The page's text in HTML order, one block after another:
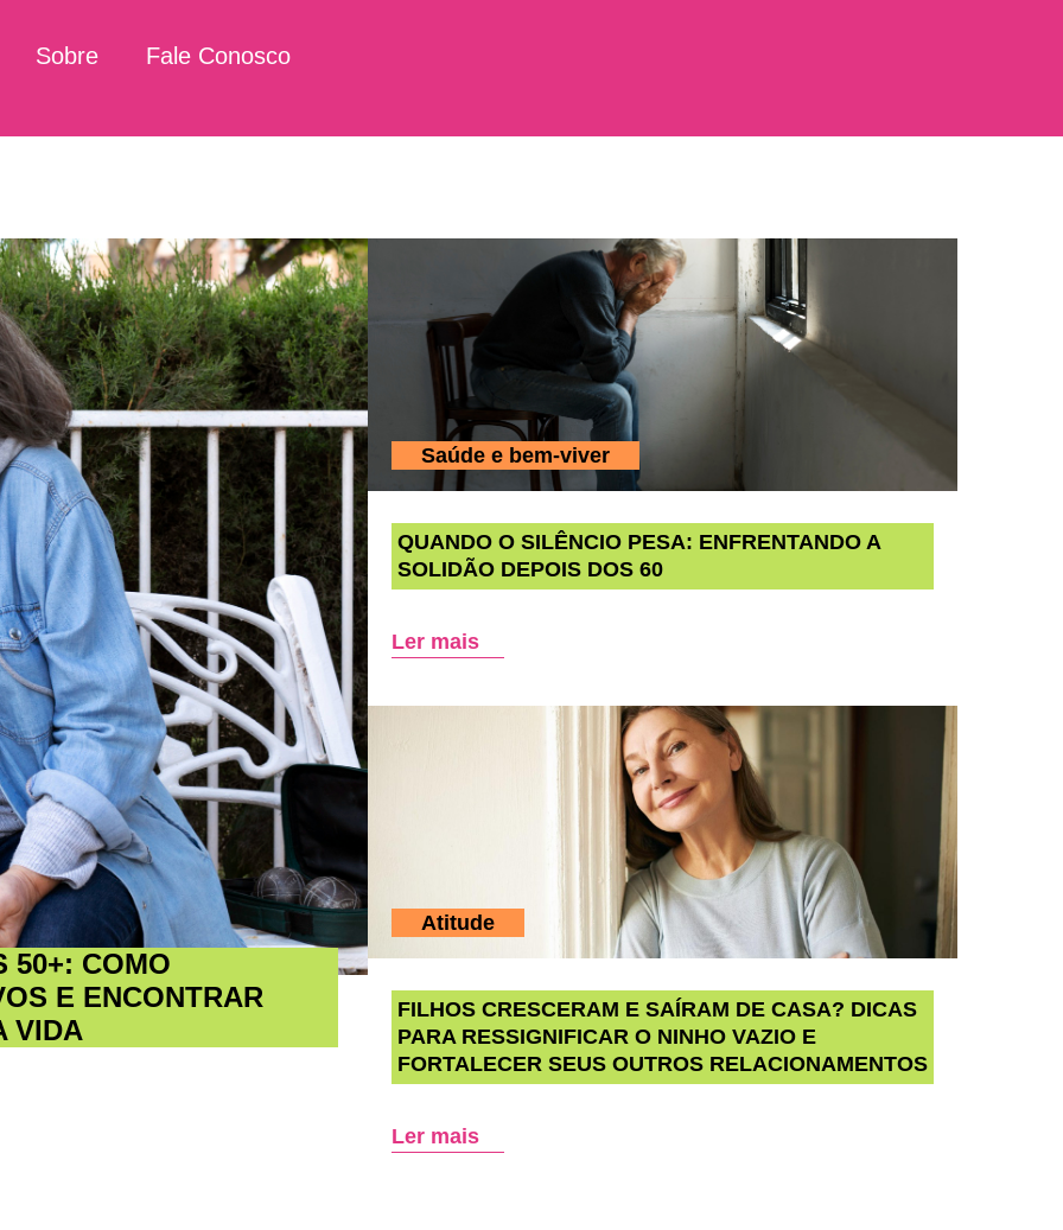
Sobre Fale Conosco
50+: COMO
E ENCONTRAR
VIDA
Saúde e bem-viver
QUANDO O SILÊNCIO PESA: ENFRENTANDO A
SOLIDÃO DEPOIS DOS 60
Ler mais
Atitude
FILHOS CRESCERAM E SAÍRAM DE CASA? DICAS
PARA RESSIGNIFICAR O NINHO VAZIO E
FORTALECER SEUS OUTROS RELACIONAMENTOS
Ler mais